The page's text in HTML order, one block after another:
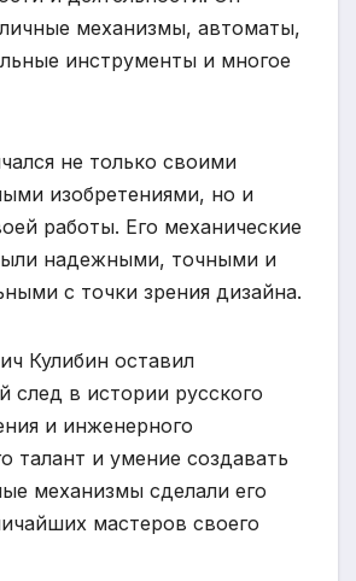
механизмы, автоматы,
инструменты и многое
не только своими
изобретениями, но и
работы. Его механические
надежными, точными и
с точки зрения дизайна.
Кулибин оставил
след в истории русского
и инженерного
талант и умение создавать
механизмы сделали его
мастеров своего